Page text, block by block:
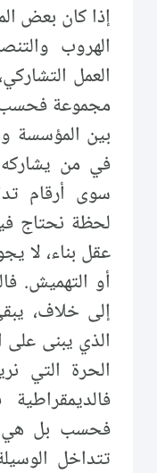
إذا كان بعض
الهروب
العمل
مجموعة
بين المؤسسة
في من
سوى أرقام
لحظة نحتاج
عقل بناء، لا
أو التهميش.
إلى خلاف،
الذي يبنى
الحرة التي
فحسب بل هي
تتداخل